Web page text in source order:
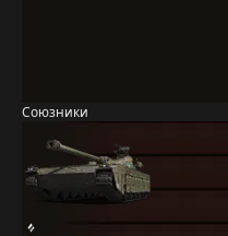
Союзники